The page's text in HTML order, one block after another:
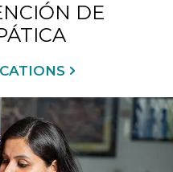
DE